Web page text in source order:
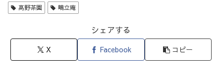
髙野茶園 鴫立庵
シェアする
X Facebook コピー